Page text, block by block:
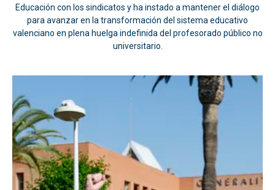
Educación con los sindicatos y ha instado a mantener el diálogo
para avanzar en la transformación del sistema educativo
valenciano en plena huelga indefinida del profesorado público no
universitario.